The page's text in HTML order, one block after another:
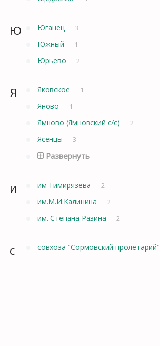
Ю Юганец 3
Южный 1
Юрьево 2
Я Яковское 1
Яново 1
Ямново (Ямновский с/с) 2
Ясенцы 3
Развернуть
и им Тимирязева 2
им.М.И.Калинина 2
им. Степана Разина 2
с совхоза "Сормовский пролетарий"